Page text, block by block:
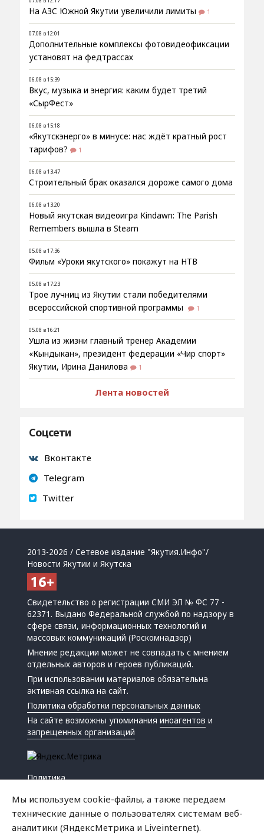
На АЗС Южной Якутии увеличили лимиты 1
07.08 в 12:01
Дополнительные комплексы фотовидеофиксации
установят на федтрассах
06.08 в 15:39
Вкус, музыка и энергия: каким будет третий
«СырФест»
06.08 в 15:18
«Якутскэнерго» в минусе: нас ждёт кратный рост
тарифов?
1
06.08 в 13:47
Строительный брак оказался дороже самого дома
06.08 в 13:20
Новый якутская видеоигра Kindawn: The Parish
Remembers вышла в Steam
05.08 в 17:36
Фильм «Уроки якутского» покажут на НТВ
05.08 в 17:23
Трое лучниц из Якутии стали победителями
всероссийской спортивной программы
1
05.08 в 16:21
Ушла из жизни главный тренер Академии
«Кындыкан», президент федерации «Чир спорт»
Якутии, Ирина Данилова
1
Лента новостей
Соцсети
Вконтакте
Telegram
Twitter
2013-2026 / Сетевое издание "Якутия.Инфо"/
Новости Якутии и Якутска
Свидетельство о регистрации СМИ ЭЛ № ФС 77 -
62371. Выдано Федеральной службой по надзору в
сфере связи, информационных технологий и
массовых коммуникаций (Роскомнадзор)
Мнение редакции может не совпадать с мнением
отдельных авторов и героев публикаций.
При использовании материалов обязательна
активная ссылка на сайт.
Политика обработки персональных данных
На сайте возможны упоминанияиноагентов и
запрещенных организаций
Политика
Мы используем cookie-файлы, а также передаем
технические данные о пользователях системам веб-
аналитики (ЯндексМетрика и Liveinternet).